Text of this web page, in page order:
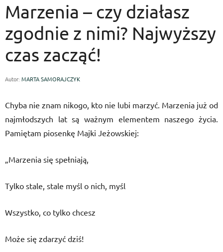
Marzenia – czy działasz
zgodnie z nimi? Najwyższy
czas zacząć!
Autor: MARTA SAMORAJCZYK
Chyba nie znam nikogo, kto nie lubi marzyć. Marzenia już od
najmłodszych lat są ważnym elementem naszego życia.
Pamiętam piosenkę Majki Jeżowskiej:
„Marzenia się spełniają,
Tylko stale, stale myśl o nich, myśl
Wszystko, co tylko chcesz
Może się zdarzyć dziś!